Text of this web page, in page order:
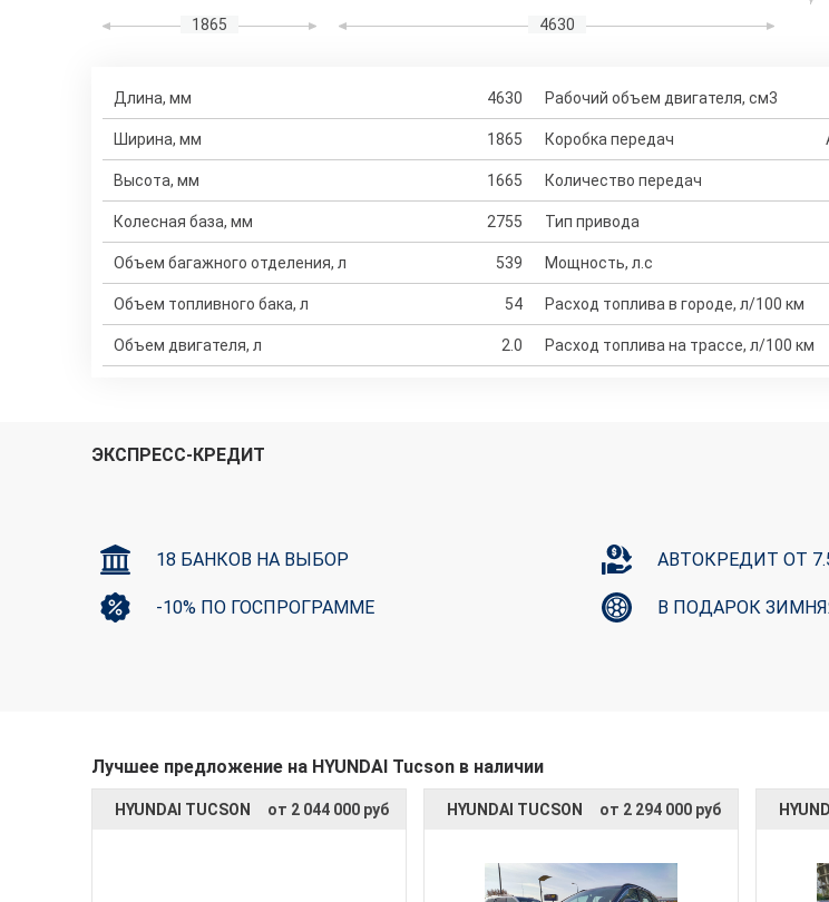
1865
4630
Длина, мм 4630
Ширина, мм 1865
Высота, мм 1665
Колесная база, мм 2755
Объем багажного отделения, л 539
Объем топливного бака, л 54
Объем двигателя, л 2.0
Рабочий объем двигателя, см3
Коробка передач
Количество передач
Тип привода
Мощность, л.с
Расход топлива в городе, л/100 км
Расход топлива на трассе, л/100 км
ЭКСПРЕСС-КРЕДИТ
18 БАНКОВ НА ВЫБОР АВТОКРЕДИТ ОТ
-10% ПО ГОСПРОГРАММЕ В ПОДАРОК
Лучшее предложение на HYUNDAI Tucson в наличии
HYUNDAI TUCSON от 2 044 000 руб HYUNDAI TUCSON от 2 294 000 руб